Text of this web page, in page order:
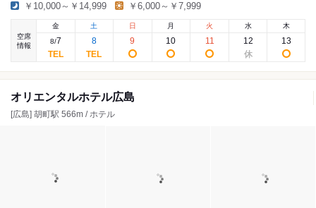
￥10,000～￥14,999 ￥6,000～￥7,999
空席
情報
金
8/7
土
8
日
9
月
10
火
11
水
12
木
13
オリエンタルホテル広島
[広島] 胡町駅 566m / ホテル